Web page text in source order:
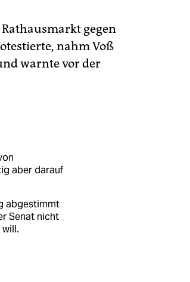
gegen
nahm Voß
warnte vor der
aber darauf
abgestimmt
Senat nicht